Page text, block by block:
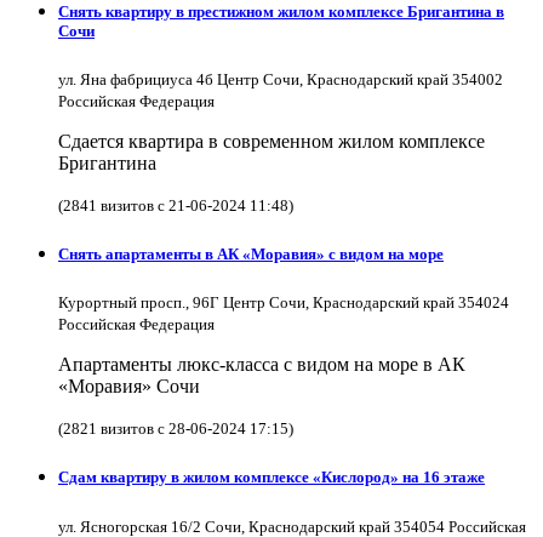
Снять квартиру в престижном жилом комплексе Бригантина в
Сочи
ул. Яна фабрициуса 4б Центр Сочи, Краснодарский край 354002
Российская Федерация
Сдается квартира в современном жилом комплексе
Бригантина
(2841 визитов с 21-06-2024 11:48)
Снять апартаменты в АК «Моравия» с видом на море
Курортный просп., 96Г Центр Сочи, Краснодарский край 354024
Российская Федерация
Апартаменты люкс-класса с видом на море в АК
«Моравия» Сочи
(2821 визитов с 28-06-2024 17:15)
Сдам квартиру в жилом комплексе «Кислород» на 16 этаже
ул. Ясногорская 16/2 Сочи, Краснодарский край 354054 Российская